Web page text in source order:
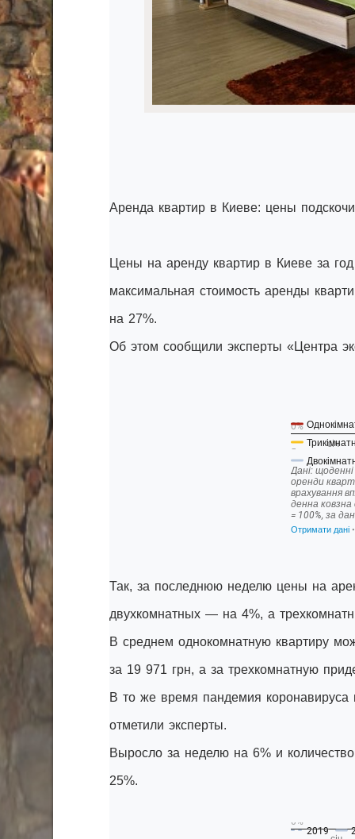
Аренда квартир в Киеве: цены
Цены на аренду квартир в Киеве за
максимальная стоимость аренды
на 27%.
Об этом сообщили эксперты «Центра
Так, за последнюю неделю цены на
двухкомнатных — на 4%, а
В среднем однокомнатную квартиру
за 19 971 грн, а за трехкомнатную
В то же время пандемия
отметили эксперты.
Выросло за неделю на 6% и
25%.